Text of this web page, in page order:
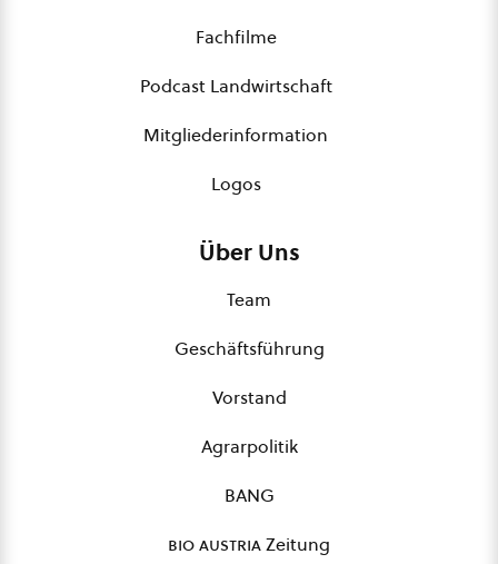
Fachfilme
Podcast Landwirtschaft
Mitgliederinformation
Logos
Über Uns
Team
Geschäftsführung
Vorstand
Agrarpolitik
BANG
bio austriaZeitung